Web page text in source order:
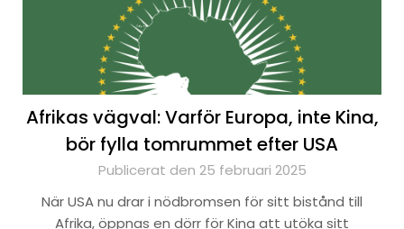
Afrikas vägval: Varför Europa, inte Kina,
bör fylla tomrummet efter USA
Publicerat den 25 februari 2025
När USA nu drar i nödbromsen för sitt bistånd till
Afrika, öppnas en dörr för Kina att utöka sitt